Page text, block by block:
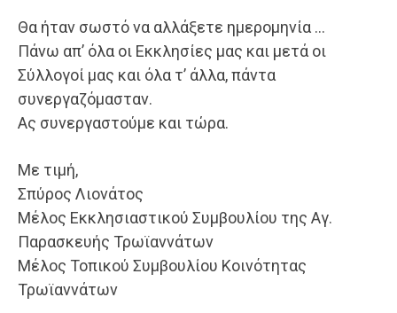
Θα ήταν σωστό να αλλάξετε ημερομηνία …
Πάνω απ’ όλα οι Εκκλησίες μας και μετά οι
Σύλλογοί μας και όλα τ’ άλλα, πάντα
συνεργαζόμασταν.
Ας συνεργαστούμε και τώρα.
Με τιμή,
Σπύρος Λιονάτος
Μέλος Εκκλησιαστικού Συμβουλίου της Αγ.
Παρασκευής Τρωϊαννάτων
Μέλος Τοπικού Συμβουλίου Κοινότητας
Τρωϊαννάτων